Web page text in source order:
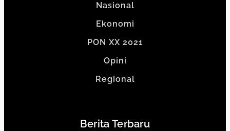
Nasional
Ekonomi
PON XX 2021
Opini
Regional
Berita Terbaru